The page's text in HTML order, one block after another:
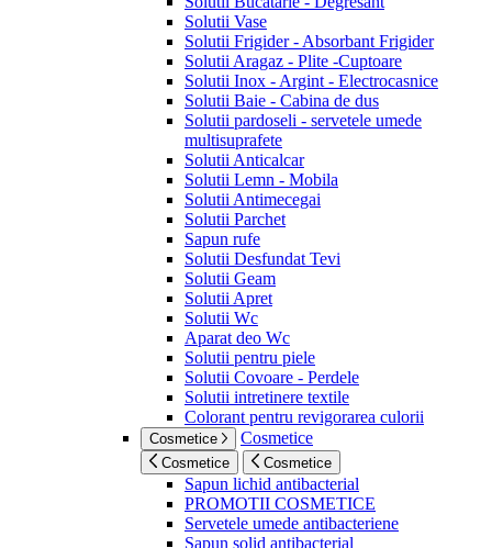
Solutii Vase
Solutii Frigider - Absorbant Frigider
Solutii Aragaz - Plite -Cuptoare
Solutii Inox - Argint - Electrocasnice
Solutii Baie - Cabina de dus
Solutii pardoseli - servetele umede
multisuprafete
Solutii Anticalcar
Solutii Lemn - Mobila
Solutii Antimecegai
Solutii Parchet
Sapun rufe
Solutii Desfundat Tevi
Solutii Geam
Solutii Apret
Solutii Wc
Aparat deo Wc
Solutii pentru piele
Solutii Covoare - Perdele
Solutii intretinere textile
Colorant pentru revigorarea culorii
Cosmetice Cosmetice
Cosmetice Cosmetice
Sapun lichid antibacterial
PROMOTII COSMETICE
Servetele umede antibacteriene
Sapun solid antibacterial